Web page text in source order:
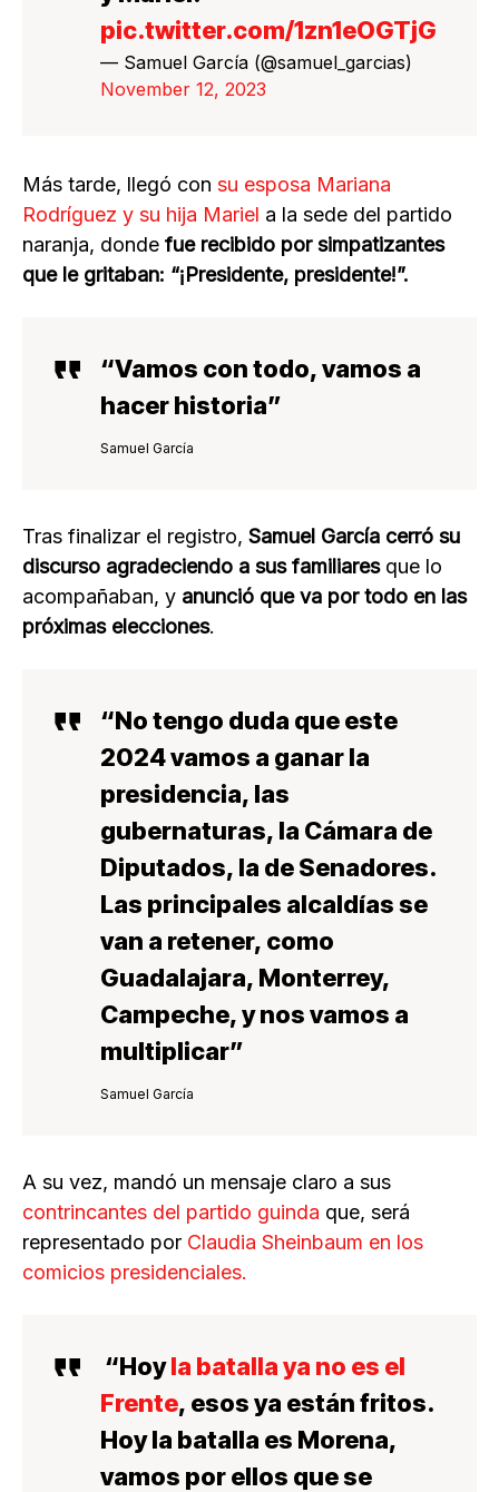
pic.twitter.com/1zn1eOGTjG
— Samuel García (@samuel_garcias)
November 12, 2023
Más tarde, llegó con su esposa Mariana
Rodríguez y su hija Mariel a la sede del partido
naranja, donde fue recibido por simpatizantes
que le gritaban: “¡Presidente, presidente!”.
“Vamos con todo, vamos a
hacer historia”
Samuel García
Tras finalizar el registro, Samuel García cerró su
discurso agradeciendo a sus familiaresque lo
acompañaban, y anunció que va por todo en las
próximas elecciones.
“No tengo duda que este
2024 vamos a ganar la
presidencia, las
gubernaturas, la Cámara de
Diputados, la de Senadores.
Las principales alcaldías se
van a retener, como
Guadalajara, Monterrey,
Campeche, ynos vamos a
multiplicar”
Samuel García
A su vez, mandó un mensaje claro a sus
contrincantes del partido guinda que, será
representado por Claudia Sheinbaum en los
comicios presidenciales.
“Hoyla batalla ya no es el
Frente, esos ya están fritos.
Hoy la batalla es Morena,
vamos por ellos que se